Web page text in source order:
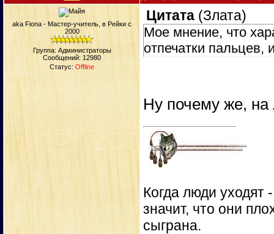
aka Fiona - Мастер-учитель, в Рейки с
2000
Группа: Администраторы
Сообщений: 12980
Статус: Offline
Цитата (Злата)
Мое мнение, что
отпечатки пальцев,
Ну почему же, на
Когда люди уходят
значит, что они
сыграна.